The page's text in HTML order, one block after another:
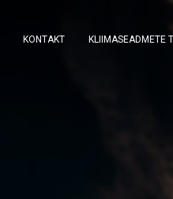
KONTAKT KLIIMASEADMETE